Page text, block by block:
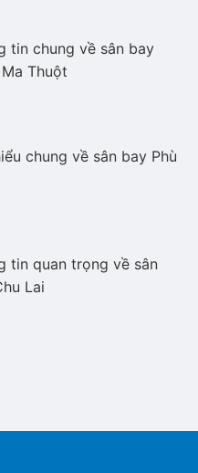
tin chung về sân bay
Thuột
chung về sân bay Phù
tin quan trọng về sân
Lai